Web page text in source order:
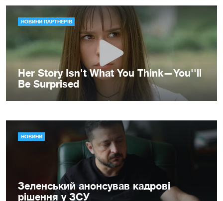
НОВИНИ
Зеленський анонсував кадрові
рішення у ЗСУ